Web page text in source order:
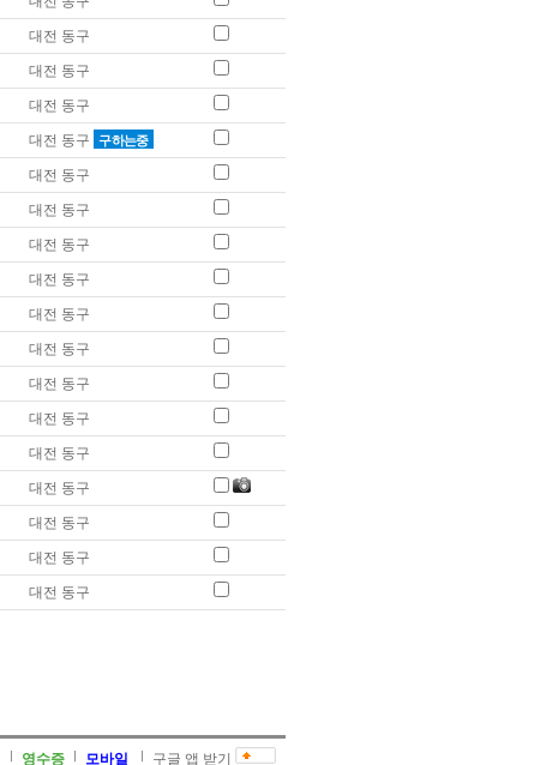
대전 동구
대전 동구
대전 동구
대전 동구 구하는중
대전 동구
대전 동구
대전 동구
대전 동구
대전 동구
대전 동구
대전 동구
대전 동구
대전 동구
대전 동구
대전 동구
대전 동구
대전 동구
영수증 모바일 구글 앱 받기